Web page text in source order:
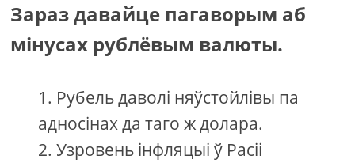
Зараз давайце пагаворым аб
мінусах рублёвым валюты.
Рубель даволі няўстойлівы па
адносінах да таго ж долара.
Узровень інфляцыі ў Расіі